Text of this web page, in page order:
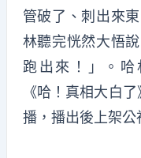
管破了、刺出來
林聽完恍然大悟
跑出來！」。
《哈！真相大白
播，播出後上架公